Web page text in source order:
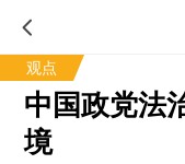
观点
中国政党法
境